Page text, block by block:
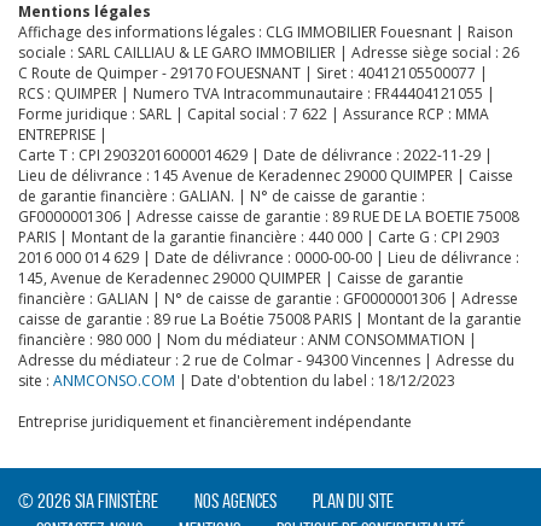
CLIQUER ICI POUR AGRANDIR
Mentions légales
Affichage des informations légales : CLG IMMOBILIER Fouesnant | Raison
sociale : SARL CAILLIAU & LE GARO IMMOBILIER | Adresse siège social : 26
C Route de Quimper - 29170 FOUESNANT | Siret : 40412105500077 |
RCS : QUIMPER | Numero TVA Intracommunautaire : FR44404121055 |
Forme juridique : SARL | Capital social : 7 622 | Assurance RCP : MMA
ENTREPRISE |
Carte T : CPI 29032016000014629 | Date de délivrance : 2022-11-29 |
Lieu de délivrance : 145 Avenue de Keradennec 29000 QUIMPER | Caisse
de garantie financière : GALIAN. | N° de caisse de garantie :
GF0000001306 | Adresse caisse de garantie : 89 RUE DE LA BOETIE 75008
PARIS | Montant de la garantie financière : 440 000 | Carte G : CPI 2903
2016 000 014 629 | Date de délivrance : 0000-00-00 | Lieu de délivrance :
145, Avenue de Keradennec 29000 QUIMPER | Caisse de garantie
financière : GALIAN | N° de caisse de garantie : GF0000001306 | Adresse
caisse de garantie : 89 rue La Boétie 75008 PARIS | Montant de la garantie
financière : 980 000 | Nom du médiateur : ANM CONSOMMATION |
Adresse du médiateur : 2 rue de Colmar - 94300 Vincennes | Adresse du
site : ANMCONSO.COM | Date d'obtention du label : 18/12/2023
Entreprise juridiquement et financièrement indépendante
© 2026 SIA Finistère Nos agences
Plan du site